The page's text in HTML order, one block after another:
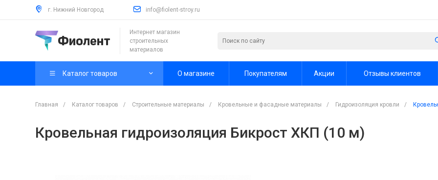
г. Нижний Новгород info@fiolent-stroy.ru
Интернет магазин
строительных
материалов
Каталог товаров О магазине Покупателям Акции Отзывы клиентов
Главная / Каталог товаров / Строительные материалы / Кровельные и фасадные материалы / Гидроизоляция кровли /
Кровельная гидроизоляция Бикрост ХКП (10 м)